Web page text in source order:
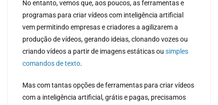
No entanto, vemos que, aos poucos, as ferramentas e
programas para criar vídeos com inteligência artificial
vem permitindo empresas e criadores a agilizarem a
produção de vídeos, gerando ideias, clonando vozes ou
criando vídeos a partir de imagens estáticas ou simples
comandos de texto.
Mas com tantas opções de ferramentas para criar vídeos
com a inteligência artificial, grátis e pagas, precisamos